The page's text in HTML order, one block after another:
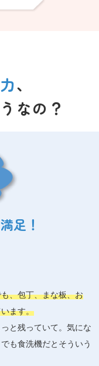
、
なの？
足！
、包丁、まな板、お
ます。
と残っていて。気にな
も食洗機だとそういう